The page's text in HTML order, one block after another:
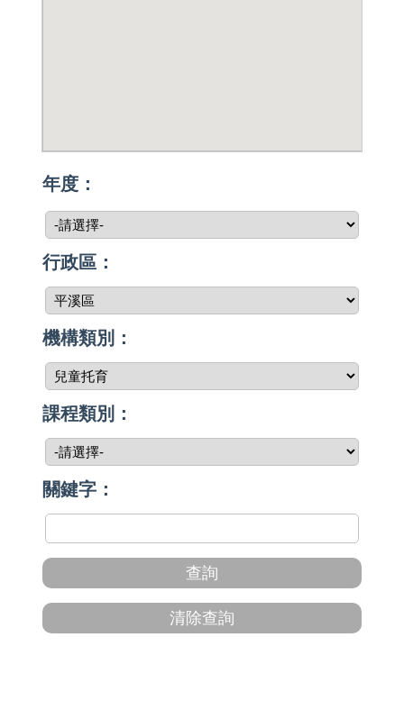
年度：
行政區：
機構類別：
課程類別：
關鍵字：